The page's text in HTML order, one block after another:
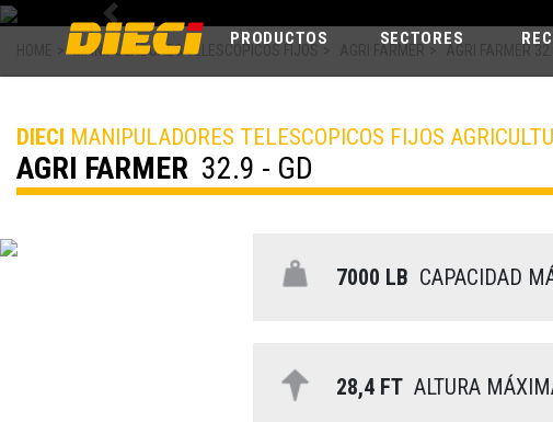
PRODUCTOS SECTORES
Previous
MANIPULADORES TELESCOPICOS FIJOS
DIECI MANIPULADORES TELESCOPICOS FIJOS
AGRI FARMER 32.9 - GD
7000 LB CAPACIDAD
28,4 FTALTURA